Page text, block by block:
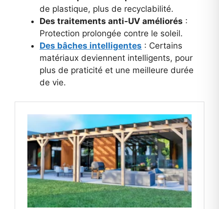
de plastique, plus de recyclabilité.
Des traitements anti-UV améliorés :
Protection prolongée contre le soleil.
Des bâches intelligentes : Certains
matériaux deviennent intelligents, pour
plus de praticité et une meilleure durée
de vie.